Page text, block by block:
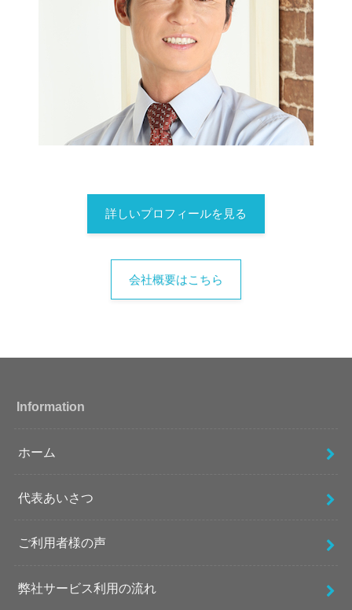
詳しいプロフィールを見る
会社概要はこちら
Information
ホーム
代表あいさつ
ご利用者様の声
弊社サービス利用の流れ